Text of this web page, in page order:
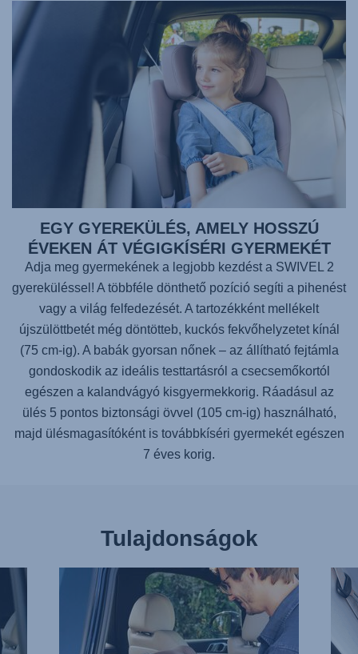
EGY GYEREKÜLÉS, AMELY HOSSZÚ
ÉVEKEN ÁT VÉGIGKÍSÉRI GYERMEKÉT
Adja meg gyermekének a legjobb kezdést a SWIVEL 2
gyereküléssel! A többféle dönthető pozíció segíti a pihenést
vagy a világ felfedezését. A tartozékként mellékelt
újszülöttbetét még döntötteb, kuckós fekvőhelyzetet kínál
(75 cm-ig). A babák gyorsan nőnek – az állítható fejtámla
gondoskodik az ideális testtartásról a csecsemőkortól
egészen a kalandvágyó kisgyermekkorig. Ráadásul az
ülés 5 pontos biztonsági övvel (105 cm-ig) használható,
majd ülésmagasítóként is továbbkíséri gyermekét egészen
7 éves korig.
Tulajdonságok
KÖNNYŰ
BECSATOLÁS,